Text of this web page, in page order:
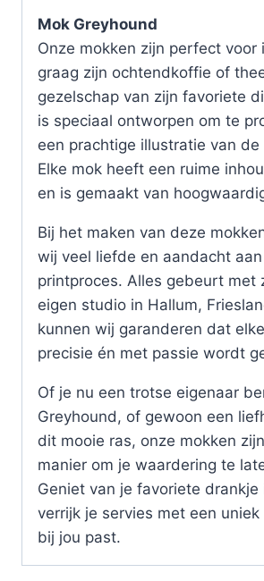
Mok Greyhound
Onze mokken zijn perfect voor
graag zijn ochtendkoffie of
gezelschap van zijn favoriete
is speciaal ontworpen om te
een prachtige illustratie van de
Elke mok heeft een ruime
en is gemaakt van
Bij het maken van deze
wij veel liefde en aandacht
printproces. Alles gebeurt met
eigen studio in Hallum,
kunnen wij garanderen dat
precisie én met passie wordt
Of je nu een trotse eigenaar
Greyhound, of gewoon een
dit mooie ras, onze mokken
manier om je waardering te
Geniet van je favoriete drankje
verrijk je servies met een
bij jou past.